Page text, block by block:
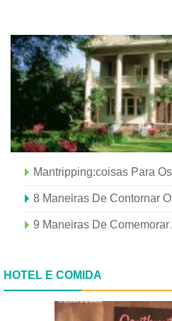
8 Maneiras De Contornar
HOTEL E COMIDA